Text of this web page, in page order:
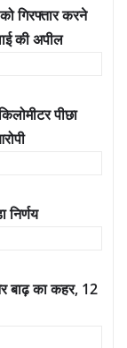
गिरफ्तार करने
की अपील
पीछा
निर्णय
बाढ़ का कहर, 12